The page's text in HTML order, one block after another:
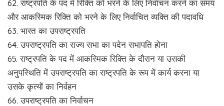
62. राष्ट्रपति के पद में रिक्ति को भरने के लिए निर्वाचन करने का समय
और आकस्मिक रिक्ति को भरने के लिए निर्वाचित व्यक्ति की पदावधि
63. भारत का उपराष्ट्रपति
64. उपराष्ट्रपति का राज्य सभा का पदेन सभापति होना
65. राष्ट्रपति के पद में आकस्मिक रिक्ति के दौरान या उसकी
अनुपस्थिति में उपराष्ट्रपति का राष्ट्रपति के रूप में कार्य करना या
उसके कृत्यों का निर्वहन
66. उपराष्ट्रपति का निर्वाचन